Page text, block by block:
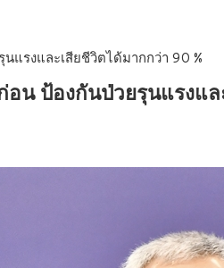
33.60 ติดตามข้อมูลจ้างงานสหรัฐฯ
หน้า 5 ยุทธศาสตร์ รื้อโครงสร้างเศ
ดลายการ์ตูน กรมศุลกากร เตือนผู้ปก
รงและเสียชีวิตได้มากกว่า 90 %
ป้องกันป่วยรุนแรงแล